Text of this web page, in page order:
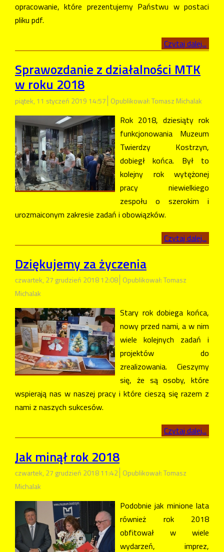
opracowanie, które prezentujemy Państwu w postaci
pliku pdf.
Czytaj dalej...
Sprawozdanie z działalności MTK
w roku 2018
piątek, 11 styczeń 2019 14:57 Opublikował: Tomasz Michalak
Rok 2018, dziesiąty rok
funkcjonowania Muzeum
Twierdzy Kostrzyn,
dobiegł końca. Był to
kolejny rok wytężonej
pracy niewielkiego
zespołu o szerokim i
urozmaiconym zakresie zadań i obowiązków.
Czytaj dalej...
Dziękujemy za życzenia
czwartek, 27 grudzień 2018 12:08 Opublikował: Tomasz
Michalak
Stary rok dobiega końca,
nowy przed nami, a w nim
wiele kolejnych zadań i
projektów do
zrealizowania. Cieszymy
się, że są osoby, które
wspierają nas w naszej pracy i które cieszą się razem z
nami z naszych sukcesów.
Czytaj dalej...
Jak minął rok 2018
czwartek, 27 grudzień 2018 11:42 Opublikował: Tomasz
Michalak
Podobnie jak minione lata
również rok 2018
obfitował w wiele
wydarzeń, imprez,